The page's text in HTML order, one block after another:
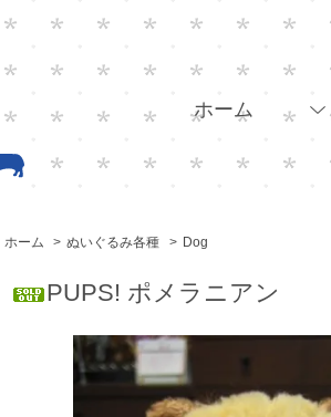
ホーム
ホーム > ぬいぐるみ各種 > Dog
PUPS! ポメラニアン